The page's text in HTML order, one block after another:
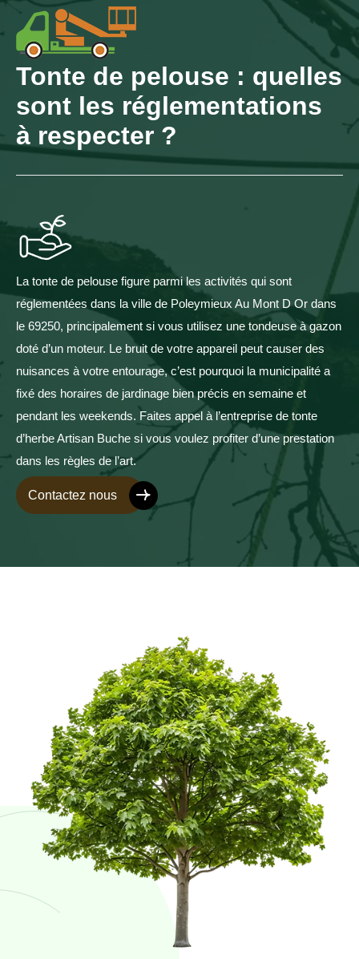
Tonte de pelouse : quelles
sont les réglementations
à respecter ?
La tonte de pelouse figure parmi les activités qui sont
réglementées dans la ville de Poleymieux Au Mont D Or dans
le 69250, principalement si vous utilisez une tondeuse à gazon
doté d’un moteur. Le bruit de votre appareil peut causer des
nuisances à votre entourage, c’est pourquoi la municipalité a
fixé des horaires de jardinage bien précis en semaine et
pendant les weekends. Faites appel à l’entreprise de tonte
d’herbe Artisan Buche si vous voulez profiter d’une prestation
dans les règles de l’art.
Contactez nous